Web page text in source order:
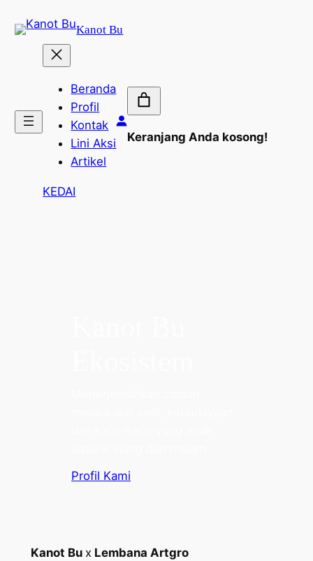
ke
konten
Kanot Bu
Beranda
Profil
Kontak
Lini Aksi
Artikel
KEDAI
Keranjang Anda kosong!
Profil Kami
Kanot Bu x Lembana Artgro